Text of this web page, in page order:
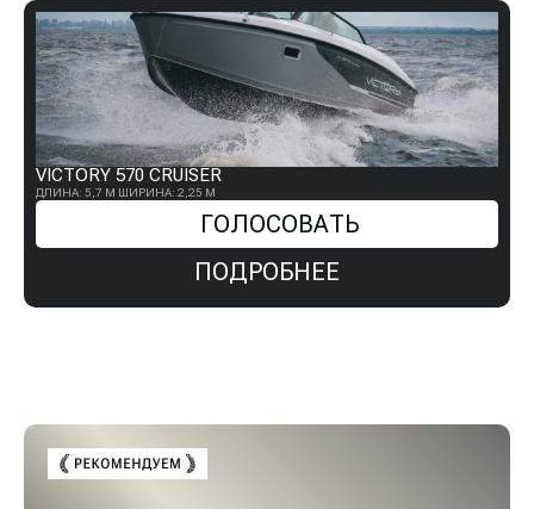
VICTORY 570 CRUISER
ДЛИНА: 5,7 М ШИРИНА: 2,25 М
ГОЛОСОВАТЬ
ПОДРОБНЕЕ